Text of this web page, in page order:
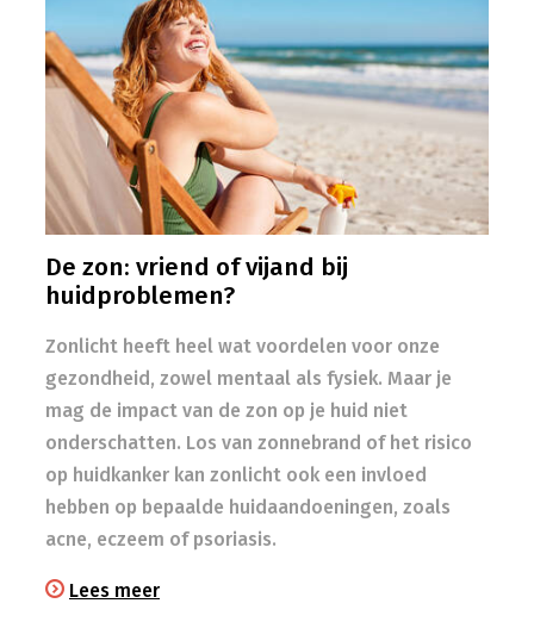
De zon: vriend of vijand bij
huidproblemen?
Zonlicht heeft heel wat voordelen voor onze
gezondheid, zowel mentaal als fysiek. Maar je
mag de impact van de zon op je huid niet
onderschatten. Los van zonnebrand of het risico
op huidkanker kan zonlicht ook een invloed
hebben op bepaalde huidaandoeningen, zoals
acne, eczeem of psoriasis.
Lees meer